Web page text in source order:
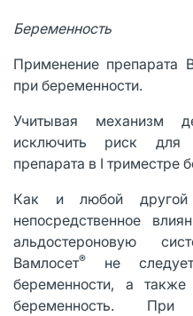
Беременность
Применение препарата
при беременности.
Учитывая механизм
исключить риск
препарата в I триместре
Как и любой другой
непосредственное
альдостероновую
Вамлосет®
не
беременности, а
беременность. При